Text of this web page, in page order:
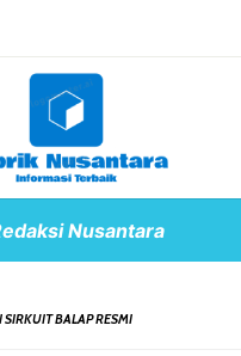
Nusantara
BALAP RESMI